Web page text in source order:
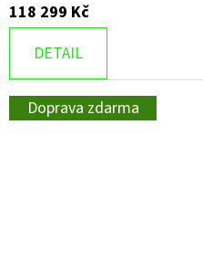
118 299 Kč
DETAIL
Doprava zdarma